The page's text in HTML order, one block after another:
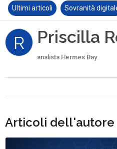
Ultimi articoli Sovranità
R Priscilla
analista Hermes Bay
Articoli dell'autore